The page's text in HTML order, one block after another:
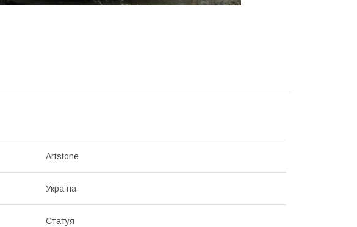
Artstone
Україна
Статуя